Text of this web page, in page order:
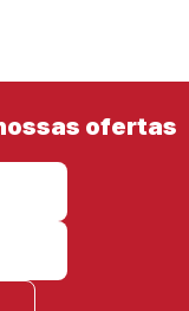
ofertas